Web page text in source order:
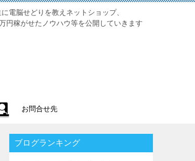
生に電脳せどりを教えネットショップ、
円稼がせたノウハウ等を公開していきます
お問合せ先
ブログランキング